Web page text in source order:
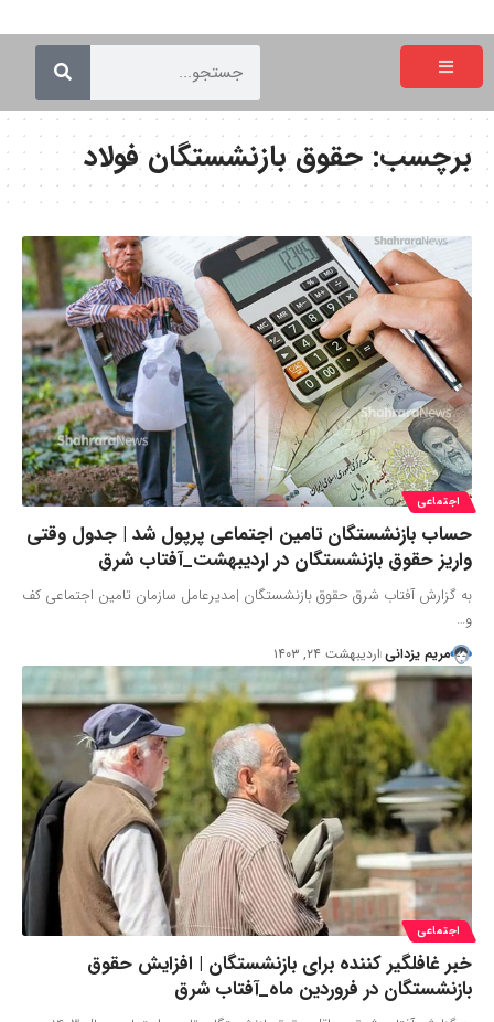
برچسب:حقوق بازنشستگان فولاد
اجتماعی
حساب بازنشستگان تامین اجتماعی پرپول شد | جدول وقتی
واریز حقوق بازنشستگان در اردیبهشت_آفتاب شرق
به گزارش آفتاب شرق حقوق بازنشستگان |مدیرعامل سازمان تامین اجتماعی کف
و…
مریم یزدانی اردیبهشت ۲۴, ۱۴۰۳
اجتماعی
خبر غافلگیر کننده برای بازنشستگان | افزایش حقوق
بازنشستگان در فروردین ماه_آفتاب شرق